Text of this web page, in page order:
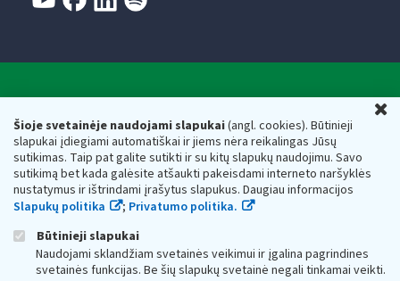
Šioje svetainėje naudojami slapukai(angl. cookies). Būtinieji
slapukai įdiegiami automatiškai ir jiems nėra reikalingas Jūsų
sutikimas. Taip pat galite sutikti ir su kitų slapukų naudojimu. Savo
sutikimą bet kada galėsite atšaukti pakeisdami interneto naršyklės
nustatymus ir ištrindami įrašytus slapukus. Daugiau informacijos
Slapukų politika
; Privatumo politika.
Būtinieji slapukai
Naudojami sklandžiam svetainės veikimui ir įgalina pagrindines
svetainės funkcijas. Be šių slapukų svetainė negali tinkamai veikti.
Respublikos finansų ministerijos
Biudžetinė įstaiga. Juridinio asmens kodas — 188659752,
adresas: Vasario 16-osios g. 14, 01107 Vilnius, Lietuva, el.paštas:
vmi@vmi.lt, E. pristatymo dėžutės adresas 188659752
Duomenys apie Valstybinę mokesčių inspekciją prie Lietuvos
Respublikos finansų ministerijos kaupiami ir saugomi Juridinių